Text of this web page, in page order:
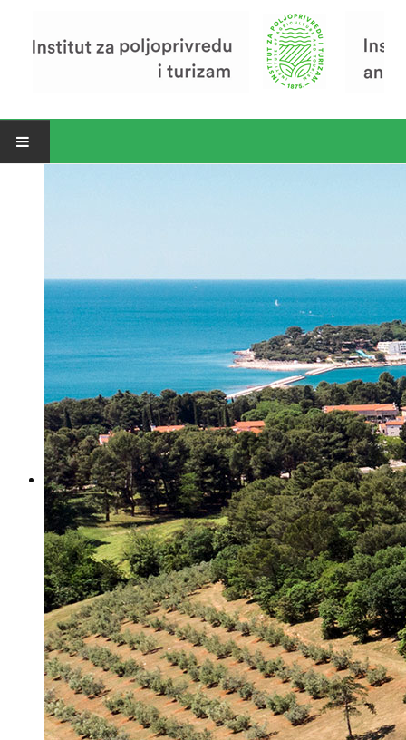
Zavod za poljoprivredu i prehranu
Zavod za ekonomiku i razvoj poljoprivrede
Zavod za turizam
Pokusno poljoprivredno imanje
Zaposlenici
Euraxess
Misija i vizija
Upravno Vijeće
Rad Upravnog vijeća
Znanstveno Vijeće
Rad Znanstvenog vijeća
Etičko povjerenstvo
Etički kodeks
Financiranje
Proračun
Potpore
PROGRAMSKO FINANCIRANJE
Izvještavanje po uredbi
Projekti Instituta
Dialogue4Tourism
REVIVE
WASTEREDUCE
MITOMED+